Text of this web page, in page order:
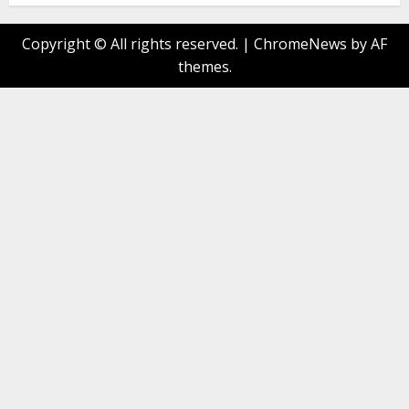
Copyright © All rights reserved. | ChromeNews by AF
themes.